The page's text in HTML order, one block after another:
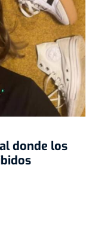
donde los